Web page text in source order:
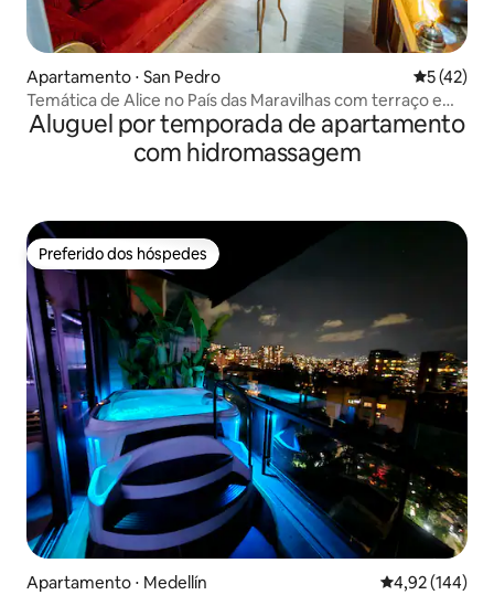
Apartamento ⋅ San Pedro 5 de uma
5 (42)
Temática de Alice no País das Maravilhas com terraço e
vistas de 360°
Aluguel por temporada de apartamento
com hidromassagem
Preferido dos hóspedes
Preferido dos hóspedes
Apartamento ⋅ Medellín 4,92 de uma
4,92 (144)